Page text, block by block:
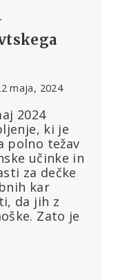
maja, 2024
2024
ki je
polno težav
učinke in
za dečke
kar
da jih z
Zato je